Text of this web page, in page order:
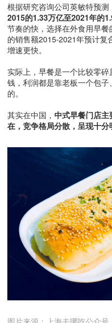
根据研究咨询公司英敏特预测
2015的1.33万亿至2021年的
节奏的快，选择在外食用早
的销售额2015-2021年预计复
增速更快。
实际上，早餐是一个比较零
钱，利润都是靠老板一个包
的。
其实在中国， 中式早餐门店
在，竞争格局分散，呈现十分